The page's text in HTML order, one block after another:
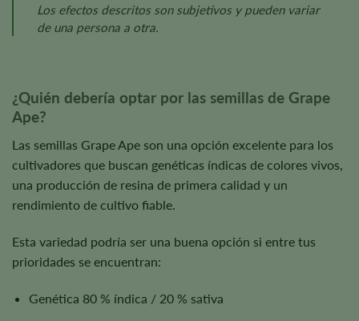
Los efectos descritos son subjetivos y pueden variar
de una persona a otra.
¿Quién debería optar por las semillas de Grape
Ape?
Las semillas Grape Ape son una opción excelente para los
cultivadores que buscan genéticas índicas de colores vivos,
una producción de resina de primera calidad y un
rendimiento de cultivo fiable.
Esta variedad podría ser una buena opción si entre tus
prioridades se encuentran:
Genética 80 % índica / 20 % sativa